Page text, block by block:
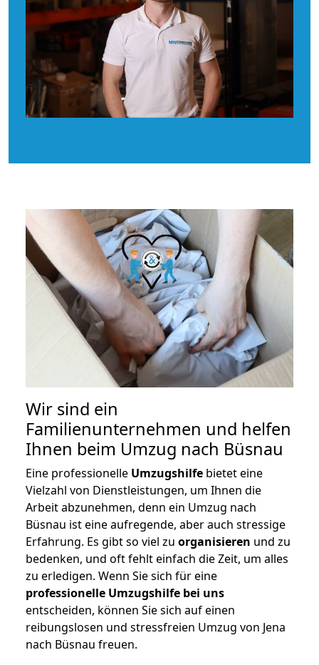
Wir sind ein
Familienunternehmen und helfen
Ihnen beim Umzug nach Büsnau
Eine professionelle Umzugshilfe bietet eine
Vielzahl von Dienstleistungen, um Ihnen die
Arbeit abzunehmen, denn ein Umzug nach
Büsnau ist eine aufregende, aber auch stressige
Erfahrung. Es gibt so viel zu organisieren und zu
bedenken, und oft fehlt einfach die Zeit, um alles
zu erledigen. Wenn Sie sich für eine
professionelle Umzugshilfe bei uns
entscheiden, können Sie sich auf einen
reibungslosen und stressfreien Umzug von Jena
nach Büsnau freuen.